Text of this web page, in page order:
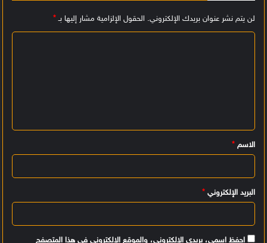
لن يتم نشر عنوان بريدك الإلكتروني. الحقول الإلزامية مشار إليها بـ*
ي
ق
الاسم *
البريد الإلكتروني *
احفظ اسمي، بريدي الإلكتروني، والموقع الإلكتروني في هذا المتصفح